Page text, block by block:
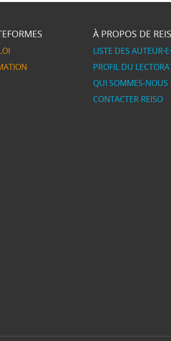
À PROPOS DE
LISTE DES
PROFIL DU
QUI SOMMES-NOUS
CONTACTER REISO